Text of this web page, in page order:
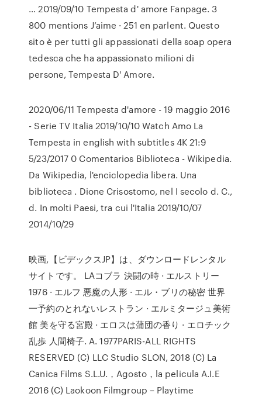
… 2019/09/10 Tempesta d' amore Fanpage. 3
800 mentions J’aime · 251 en parlent. Questo
sito è per tutti gli appassionati della soap opera
tedesca che ha appassionato milioni di
persone, Tempesta D' Amore.
2020/06/11 Tempesta d'amore - 19 maggio 2016
- Serie TV Italia 2019/10/10 Watch Amo La
Tempesta in english with subtitles 4K 21:9
5/23/2017 0 Comentarios Biblioteca - Wikipedia.
Da Wikipedia, l'enciclopedia libera. Una
biblioteca . Dione Crisostomo, nel I secolo d. C.,
d. In molti Paesi, tra cui l'Italia 2019/10/07
2014/10/29
映画,【ビデックスJP】は、ダウンロードレンタル
サイトです。 LAコブラ 決闘の時 · エルストリー
1976 · エルフ 悪魔の人形 · エル・ブリの秘密 世界
一予約のとれないレストラン · エルミタージュ美術
館 美を守る宮殿 · エロスは蒲団の香り · エロチック
乱歩 人間椅子. A. 1977PARIS-ALL RIGHTS
RESERVED (C) LLC Studio SLON, 2018 (C) La
Canica Films S.L.U.，Agosto，la pelicula A.I.E
2016 (C) Laokoon Filmgroup – Playtime